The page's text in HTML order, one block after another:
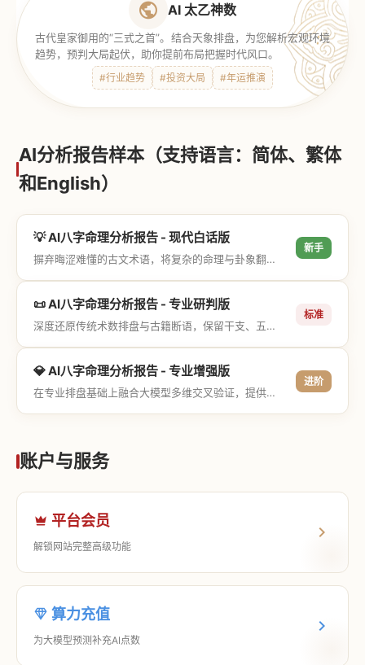
AI 太乙神数
古代皇家御用的“三式之首”。结合天象排盘，为您解析宏观环境
趋势，预判大局起伏，助你提前布局把握时代风口。
#行业趋势 #投资大局 #年运推演
AI分析报告样本（支持语言：简体、繁体
和English）
💡 AI八字命理分析报告 - 现代白话版
摒弃晦涩难懂的古文术语，将复杂的命理与卦象翻译成通俗易懂的现代大白话，直击结果与生活建议，零门槛轻松阅读。
新手
📜 AI八字命理分析报告 - 专业研判版
深度还原传统术数排盘与古籍断语，保留干支、五行与神煞等专业术语，适合追求严谨考证与具备易学基础的用户。
标准
💎 AI八字命理分析报告 - 专业增强版
在专业排盘基础上融合大模型多维交叉验证，提供更详尽的流年推演、应期运筹、象意深度剖析，以及全方位的运筹决策指导。
进阶
账户与服务
平台会员
解锁网站完整高级功能
算力充值
为大模型预测补充AI点数